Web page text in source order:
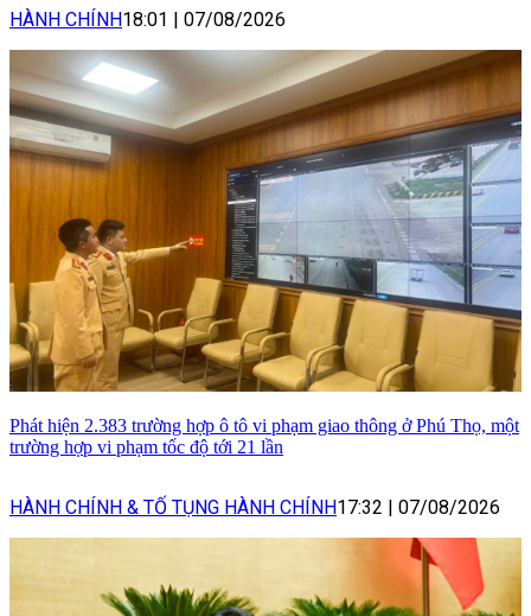
HÀNH CHÍNH18:01 07/08/2026
Phát hiện 2.383 trường hợp ô tô vi phạm giao thông ở Phú Thọ, một
trường hợp vi phạm tốc độ tới 21 lần
HÀNH CHÍNH & TỐ TỤNG HÀNH CHÍNH17:32 07/08/2026